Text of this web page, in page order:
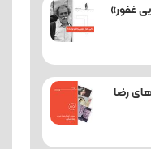
غفور»
رضا